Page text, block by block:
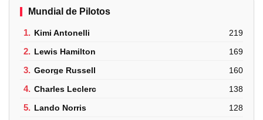
Mundial de Pilotos
1. Kimi Antonelli 219
2. Lewis Hamilton 169
3. George Russell 160
4. Charles Leclerc 138
5. Lando Norris 128